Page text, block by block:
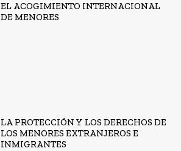
EL ACOGIMIENTO INTERNACIONAL
DE MENORES
LA PROTECCIÓN Y LOS DERECHOS DE
LOS MENORES EXTRANJEROS E
INMIGRANTES